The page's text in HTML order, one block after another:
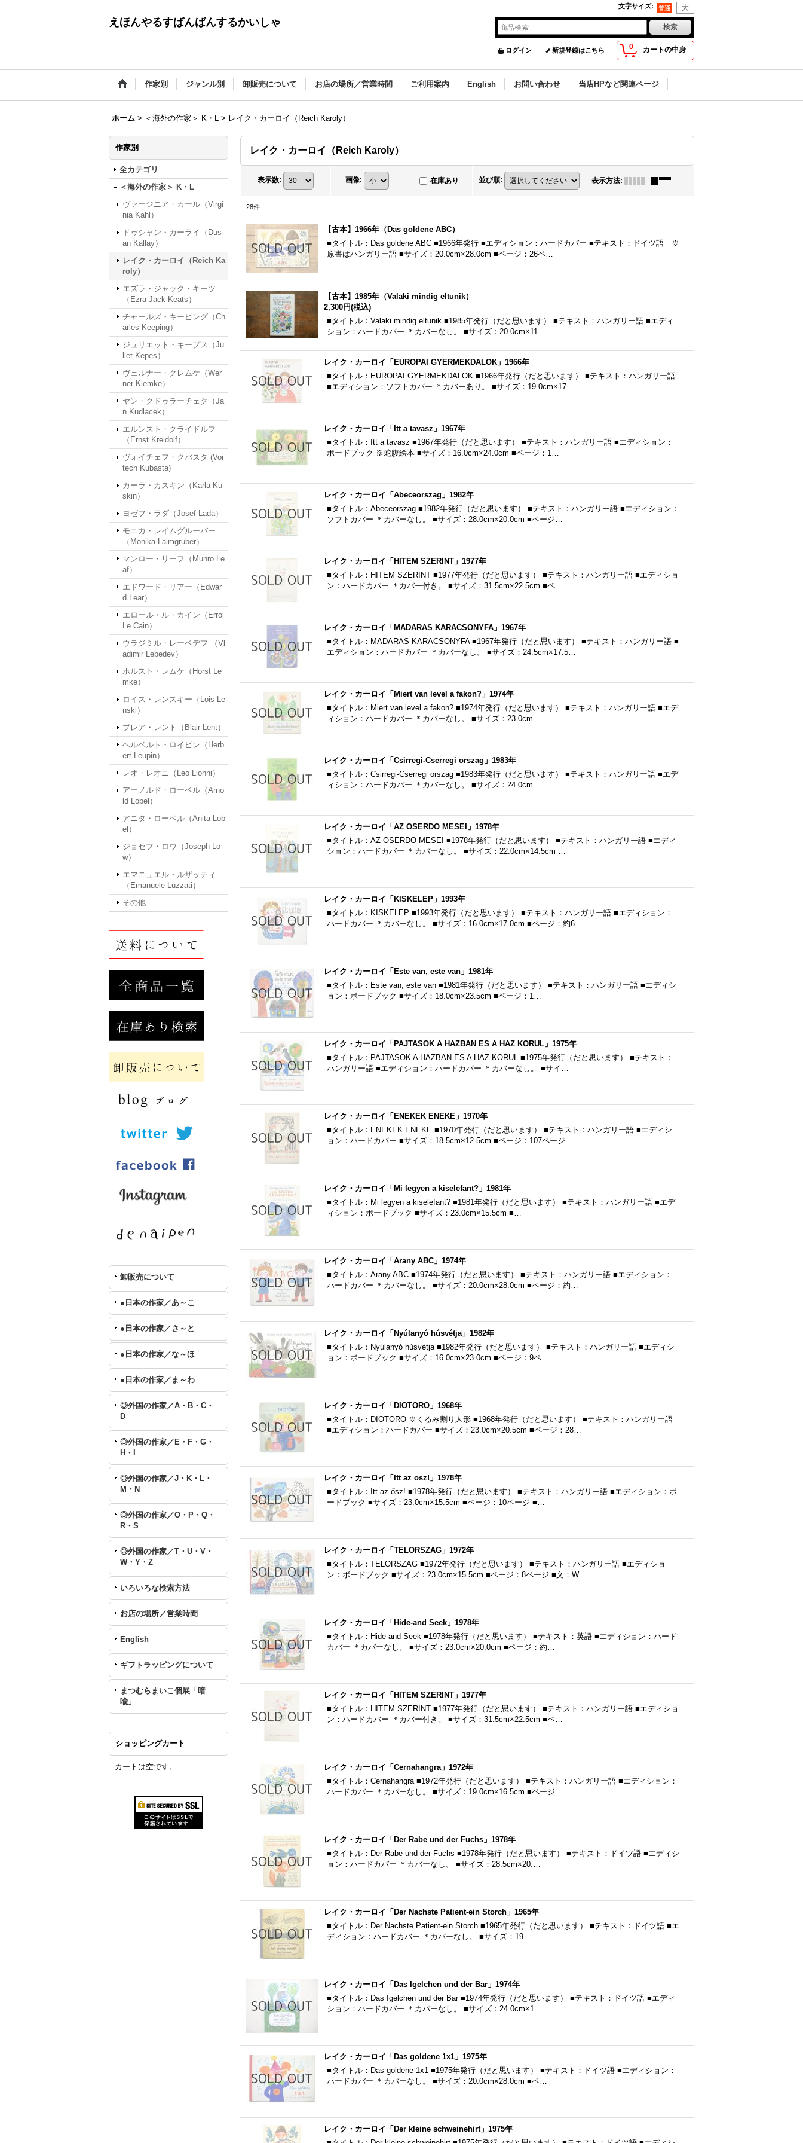
文字サイズ:
えほんやるすばんばんするかいしゃ
0 カートの中身
ログイン 新規登録はこちら
作家別 ジャンル別 卸販売について お店の場所／営業時間 ご利用案内 English お問い合わせ 当店HPなど関連ページ
ホーム > ＜海外の作家＞ K・L > レイク・カーロイ（Reich Karoly）
作家別
全カテゴリ
＜海外の作家＞ K・L
ヴァージニア・カール（Virgi
nia Kahl）
ドゥシャン・カーライ（Dus
an Kallay）
レイク・カーロイ（Reich Ka
roly）
エズラ・ジャック・キーツ
（Ezra Jack Keats）
チャールズ・キーピング（Ch
arles Keeping）
ジュリエット・キープス（Ju
liet Kepes）
ヴェルナー・クレムケ（Wer
ner Klemke）
ヤン・クドゥラーチェク（Ja
n Kudlacek）
エルンスト・クライドルフ
（Ernst Kreidolf）
ヴォイチェフ・クバスタ (Voi
tech Kubasta)
カーラ・カスキン（Karla Ku
skin）
ヨゼフ・ラダ（Josef Lada）
モニカ・レイムグルーバー
（Monika Laimgruber）
マンロー・リーフ（Munro Le
af）
エドワード・リアー（Edwar
d Lear）
エロール・ル・カイン（Errol
Le Cain）
ウラジミル・レーベデフ （Vl
adimir Lebedev）
ホルスト・レムケ（Horst Le
mke）
ロイス・レンスキー（Lois Le
nski）
ブレア・レント（Blair Lent）
ヘルベルト・ロイピン（Herb
ert Leupin）
レオ・レオニ（Leo Lionni）
アーノルド・ローベル（Arno
ld Lobel）
アニタ・ローベル（Anita Lob
el）
ジョセフ・ロウ（Joseph Lo
w）
エマニュエル・ルザッティ
（Emanuele Luzzati）
その他
卸販売について
●日本の作家／あ～こ
●日本の作家／さ～と
●日本の作家／な～ほ
●日本の作家／ま～わ
◎外国の作家／A・B・C・
D
◎外国の作家／E・F・G・
H・I
◎外国の作家／J・K・L・
M・N
◎外国の作家／O・P・Q・
R・S
◎外国の作家／T・U・V・
W・Y・Z
いろいろな検索方法
お店の場所／営業時間
English
ギフトラッピングについて
まつむらまいこ個展「暗
喩」
ショッピングカート
カートは空です。
レイク・カーロイ（Reich Karoly）
表示数: 画像: 在庫あり 並び順: 表示方法:
28件
【古本】1966年（Das goldene ABC）
■タイトル：Das goldene ABC ■1966年発行 ■エディション：ハードカバー ■テキスト：ドイツ語 ※
原書はハンガリー語 ■サイズ：20.0cm×28.0cm ■ページ：26ペ…
【古本】1985年（Valaki mindig eltunik）
2,300円(税込)
■タイトル：Valaki mindig eltunik ■1985年発行（だと思います） ■テキスト：ハンガリー語 ■エディ
ション：ハードカバー ＊カバーなし。 ■サイズ：20.0cm×11…
レイク・カーロイ「EUROPAI GYERMEKDALOK」1966年
■タイトル：EUROPAI GYERMEKDALOK ■1966年発行（だと思います） ■テキスト：ハンガリー語
■エディション：ソフトカバー ＊カバーあり。 ■サイズ：19.0cm×17.…
レイク・カーロイ「Itt a tavasz」1967年
■タイトル：Itt a tavasz ■1967年発行（だと思います） ■テキスト：ハンガリー語 ■エディション：
ボードブック ※蛇腹絵本 ■サイズ：16.0cm×24.0cm ■ページ：1…
レイク・カーロイ「Abeceorszag」1982年
■タイトル：Abeceorszag ■1982年発行（だと思います） ■テキスト：ハンガリー語 ■エディション：
ソフトカバー ＊カバーなし。 ■サイズ：28.0cm×20.0cm ■ページ…
レイク・カーロイ「HITEM SZERINT」1977年
■タイトル：HITEM SZERINT ■1977年発行（だと思います） ■テキスト：ハンガリー語 ■エディショ
ン：ハードカバー ＊カバー付き。 ■サイズ：31.5cm×22.5cm ■ペ…
レイク・カーロイ「MADARAS KARACSONYFA」1967年
■タイトル：MADARAS KARACSONYFA ■1967年発行（だと思います） ■テキスト：ハンガリー語 ■
エディション：ハードカバー ＊カバーなし。 ■サイズ：24.5cm×17.5…
レイク・カーロイ「Miert van level a fakon?」1974年
■タイトル：Miert van level a fakon? ■1974年発行（だと思います） ■テキスト：ハンガリー語 ■エデ
ィション：ハードカバー ＊カバーなし。 ■サイズ：23.0cm…
レイク・カーロイ「Csirregi-Cserregi orszag」1983年
■タイトル：Csirregi-Cserregi orszag ■1983年発行（だと思います） ■テキスト：ハンガリー語 ■エデ
ィション：ハードカバー ＊カバーなし。 ■サイズ：24.0cm…
レイク・カーロイ「AZ OSERDO MESEI」1978年
■タイトル：AZ OSERDO MESEI ■1978年発行（だと思います） ■テキスト：ハンガリー語 ■エディ
ション：ハードカバー ＊カバーなし。 ■サイズ：22.0cm×14.5cm …
レイク・カーロイ「KISKELEP」1993年
■タイトル：KISKELEP ■1993年発行（だと思います） ■テキスト：ハンガリー語 ■エディション：
ハードカバー ＊カバーなし。 ■サイズ：16.0cm×17.0cm ■ページ：約6…
レイク・カーロイ「Este van, este van」1981年
■タイトル：Este van, este van ■1981年発行（だと思います） ■テキスト：ハンガリー語 ■エディシ
ョン：ボードブック ■サイズ：18.0cm×23.5cm ■ページ：1…
レイク・カーロイ「PAJTASOK A HAZBAN ES A HAZ KORUL」1975年
■タイトル：PAJTASOK A HAZBAN ES A HAZ KORUL ■1975年発行（だと思います） ■テキスト：
ハンガリー語 ■エディション：ハードカバー ＊カバーなし。 ■サイ…
レイク・カーロイ「ENEKEK ENEKE」1970年
■タイトル：ENEKEK ENEKE ■1970年発行（だと思います） ■テキスト：ハンガリー語 ■エディシ
ョン：ハードカバー ■サイズ：18.5cm×12.5cm ■ページ：107ページ …
レイク・カーロイ「Mi legyen a kiselefant?」1981年
■タイトル：Mi legyen a kiselefant? ■1981年発行（だと思います） ■テキスト：ハンガリー語 ■エデ
ィション：ボードブック ■サイズ：23.0cm×15.5cm ■…
レイク・カーロイ「Arany ABC」1974年
■タイトル：Arany ABC ■1974年発行（だと思います） ■テキスト：ハンガリー語 ■エディション：
ハードカバー ＊カバーなし。 ■サイズ：20.0cm×28.0cm ■ページ：約…
レイク・カーロイ「Nyúlanyó húsvétja」1982年
■タイトル：Nyúlanyó húsvétja ■1982年発行（だと思います） ■テキスト：ハンガリー語 ■エディシ
ョン：ボードブック ■サイズ：16.0cm×23.0cm ■ページ：9ペ…
レイク・カーロイ「DIOTORO」1968年
■タイトル：DIOTORO ※くるみ割り人形 ■1968年発行（だと思います） ■テキスト：ハンガリー語
■エディション：ハードカバー ■サイズ：23.0cm×20.5cm ■ページ：28…
レイク・カーロイ「Itt az osz!」1978年
■タイトル：Itt az ősz! ■1978年発行（だと思います） ■テキスト：ハンガリー語 ■エディション：ボ
ードブック ■サイズ：23.0cm×15.5cm ■ページ：10ページ ■…
レイク・カーロイ「TELORSZAG」1972年
■タイトル：TELORSZAG ■1972年発行（だと思います） ■テキスト：ハンガリー語 ■エディショ
ン：ボードブック ■サイズ：23.0cm×15.5cm ■ページ：8ページ ■文：W…
レイク・カーロイ「Hide-and Seek」1978年
■タイトル：Hide-and Seek ■1978年発行（だと思います） ■テキスト：英語 ■エディション：ハード
カバー ＊カバーなし。 ■サイズ：23.0cm×20.0cm ■ページ：約…
レイク・カーロイ「HITEM SZERINT」1977年
■タイトル：HITEM SZERINT ■1977年発行（だと思います） ■テキスト：ハンガリー語 ■エディショ
ン：ハードカバー ＊カバー付き。 ■サイズ：31.5cm×22.5cm ■ペ…
レイク・カーロイ「Cernahangra」1972年
■タイトル：Cernahangra ■1972年発行（だと思います） ■テキスト：ハンガリー語 ■エディション：
ハードカバー ＊カバーなし。 ■サイズ：19.0cm×16.5cm ■ページ…
レイク・カーロイ「Der Rabe und der Fuchs」1978年
■タイトル：Der Rabe und der Fuchs ■1978年発行（だと思います） ■テキスト：ドイツ語 ■エディシ
ョン：ハードカバー ＊カバーなし。 ■サイズ：28.5cm×20.…
レイク・カーロイ「Der Nachste Patient-ein Storch」1965年
■タイトル：Der Nachste Patient-ein Storch ■1965年発行（だと思います） ■テキスト：ドイツ語 ■エ
ディション：ハードカバー ＊カバーなし。 ■サイズ：19…
レイク・カーロイ「Das Igelchen und der Bar」1974年
■タイトル：Das Igelchen und der Bar ■1974年発行（だと思います） ■テキスト：ドイツ語 ■エディ
ション：ハードカバー ＊カバーなし。 ■サイズ：24.0cm×1…
レイク・カーロイ「Das goldene 1x1」1975年
■タイトル：Das goldene 1x1 ■1975年発行（だと思います） ■テキスト：ドイツ語 ■エディション：
ハードカバー ＊カバーなし。 ■サイズ：20.0cm×28.0cm ■ペ…
レイク・カーロイ「Der kleine schweinehirt」1975年